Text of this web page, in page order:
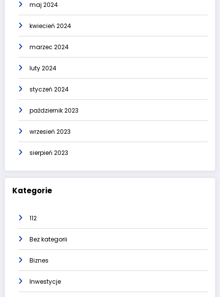
maj 2024
kwiecień 2024
marzec 2024
luty 2024
styczeń 2024
październik 2023
wrzesień 2023
sierpień 2023
Kategorie
112
Bez kategorii
Biznes
Inwestycje